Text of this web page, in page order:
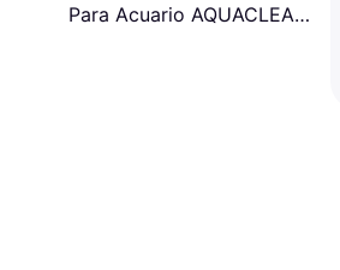
Para Acuario AQUACLEAR